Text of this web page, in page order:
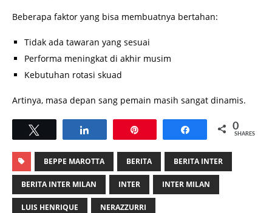
Beberapa faktor yang bisa membuatnya bertahan:
Tidak ada tawaran yang sesuai
Performa meningkat di akhir musim
Kebutuhan rotasi skuad
Artinya, masa depan sang pemain masih sangat dinamis.
Share 0
SHARES
BEPPE MAROTTA BERITA BERITA INTER
BERITA INTER MILAN INTER INTER MILAN
LUIS HENRIQUE NERAZZURRI